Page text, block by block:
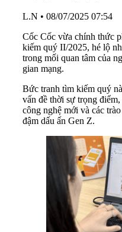
L.N • 08/07/2025 07:54
Cốc Cốc vừa chính thức
kiếm quý II/2025, hé lộ
trong mối quan tâm của
gian mạng.
Bức tranh tìm kiếm quý
vấn đề thời sự trọng
công nghệ mới và các
đậm dấu ấn Gen Z.